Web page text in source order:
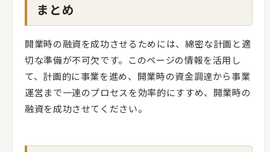
まとめ
開業時の融資を成功させるためには、綿密な計画と適
切な準備が不可欠です。このページの情報を活用し
て、計画的に事業を進め、開業時の資金調達から事業
運営まで一連のプロセスを効率的にすすめ、開業時の
融資を成功させてください。